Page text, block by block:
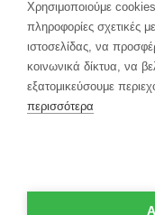
Αεροπορικές
Ναυτιλιακές
Εκθέσεων
Logistics
Εκτελωνισμοί
Διευθύνσεις: Μελά Παύλου 45,
Χρησιμοποιούμε
πληροφορίες σχετικές
ιστοσελίδας, να
κοινωνικά δίκτυα, να
εξατομικεύσουμε
περισσότερα